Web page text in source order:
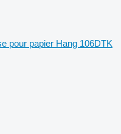
pour papier Hang 106DTK